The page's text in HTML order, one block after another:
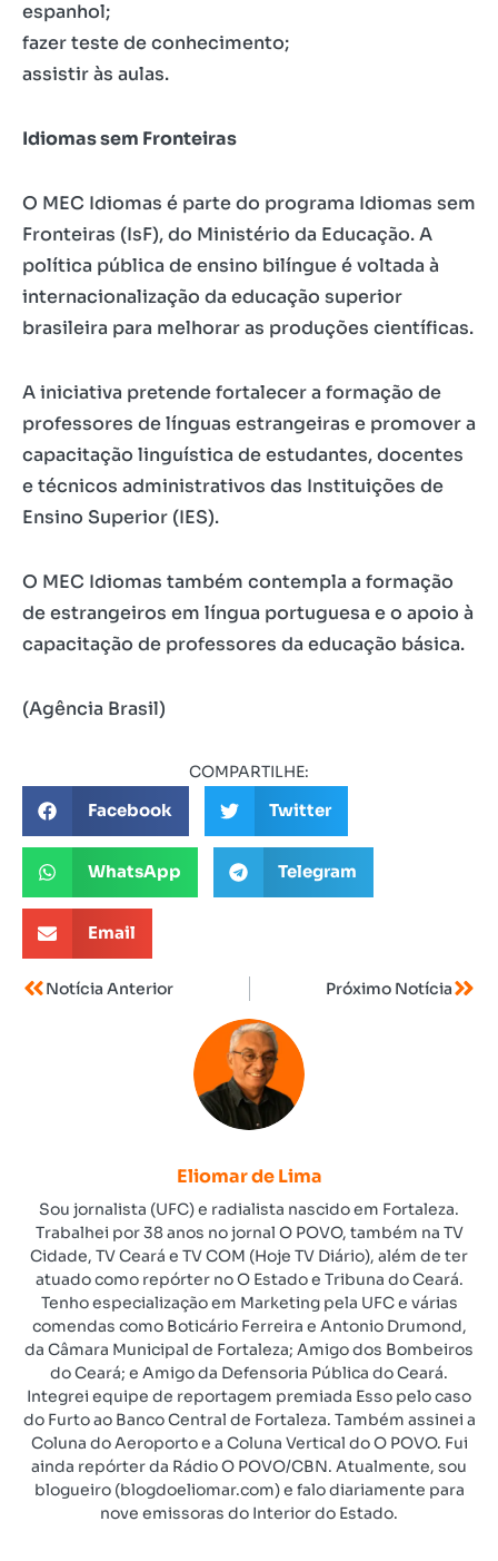
espanhol;
fazer teste de conhecimento;
assistir às aulas.
Idiomas sem Fronteiras
O MEC Idiomas é parte do programa Idiomas sem
Fronteiras (IsF), do Ministério da Educação. A
política pública de ensino bilíngue é voltada à
internacionalização da educação superior
brasileira para melhorar as produções científicas.
A iniciativa pretende fortalecer a formação de
professores de línguas estrangeiras e promover a
capacitação linguística de estudantes, docentes
e técnicos administrativos das Instituições de
Ensino Superior (IES).
O MEC Idiomas também contempla a formação
de estrangeiros em língua portuguesa e o apoio à
capacitação de professores da educação básica.
(Agência Brasil)
COMPARTILHE:
Facebook Twitter
WhatsApp Telegram
Email
Notícia Anterior Próximo Notícia
Eliomar de Lima
Sou jornalista (UFC) e radialista nascido em Fortaleza.
Trabalhei por 38 anos no jornal O POVO, também na TV
Cidade, TV Ceará e TV COM (Hoje TV Diário), além de ter
atuado como repórter no O Estado e Tribuna do Ceará.
Tenho especialização em Marketing pela UFC e várias
comendas como Boticário Ferreira e Antonio Drumond,
da Câmara Municipal de Fortaleza; Amigo dos Bombeiros
do Ceará; e Amigo da Defensoria Pública do Ceará.
Integrei equipe de reportagem premiada Esso pelo caso
do Furto ao Banco Central de Fortaleza. Também assinei a
Coluna do Aeroporto e a Coluna Vertical do O POVO. Fui
ainda repórter da Rádio O POVO/CBN. Atualmente, sou
blogueiro (blogdoeliomar.com) e falo diariamente para
nove emissoras do Interior do Estado.